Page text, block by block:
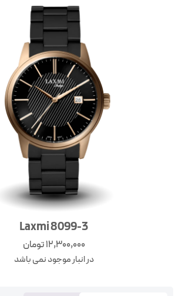
Laxmi 8099-3
12,300,000تومان
در انبار موجود نمی باشد